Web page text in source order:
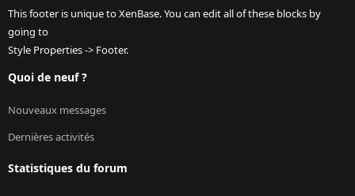
This footer is unique to XenBase. You can edit all of these blocks by
going to
Style Properties -> Footer.
Quoi de neuf ?
Nouveaux messages
Dernières activités
Statistiques du forum